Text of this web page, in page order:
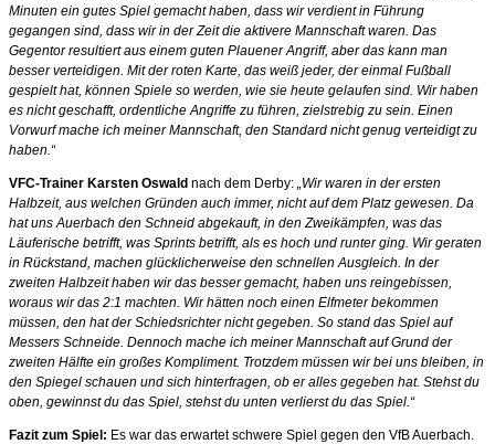
Minuten ein gutes Spiel gemacht haben, dass wir verdient in Führung
gegangen sind, dass wir in der Zeit die aktivere Mannschaft waren. Das
Gegentor resultiert aus einem guten Plauener Angriff, aber das kann man
besser verteidigen. Mit der roten Karte, das weiß jeder, der einmal Fußball
gespielt hat, können Spiele so werden, wie sie heute gelaufen sind. Wir haben
es nicht geschafft, ordentliche Angriffe zu führen, zielstrebig zu sein. Einen
Vorwurf mache ich meiner Mannschaft, den Standard nicht genug verteidigt zu
haben.“
VFC-Trainer Karsten Oswald nach dem Derby: „Wir waren in der ersten
Halbzeit, aus welchen Gründen auch immer, nicht auf dem Platz gewesen. Da
hat uns Auerbach den Schneid abgekauft, in den Zweikämpfen, was das
Läuferische betrifft, was Sprints betrifft, als es hoch und runter ging. Wir geraten
in Rückstand, machen glücklicherweise den schnellen Ausgleich. In der
zweiten Halbzeit haben wir das besser gemacht, haben uns reingebissen,
woraus wir das 2:1 machten. Wir hätten noch einen Elfmeter bekommen
müssen, den hat der Schiedsrichter nicht gegeben. So stand das Spiel auf
Messers Schneide. Dennoch mache ich meiner Mannschaft auf Grund der
zweiten Hälfte ein großes Kompliment. Trotzdem müssen wir bei uns bleiben, in
den Spiegel schauen und sich hinterfragen, ob er alles gegeben hat. Stehst du
oben, gewinnst du das Spiel, stehst du unten verlierst du das Spiel.“
Fazit zum Spiel: Es war das erwartet schwere Spiel gegen den VfB Auerbach.